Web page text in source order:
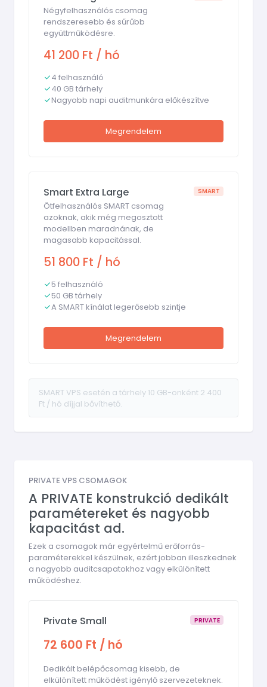
Négyfelhasználós csomag
rendszeresebb és sűrűbb
együttműködésre.
41 200 Ft / hó
4 felhasználó
40 GB tárhely
Nagyobb napi auditmunkára előkészítve
Megrendelem
Smart Extra Large
Ötfelhasználós SMART csomag
azoknak, akik még megosztott
modellben maradnának, de
magasabb kapacitással.
SMART
51 800 Ft / hó
5 felhasználó
50 GB tárhely
A SMART kínálat legerősebb szintje
Megrendelem
SMART VPS esetén a tárhely 10 GB-onként 2 400
Ft / hó díjjal bővíthető.
PRIVATE VPS CSOMAGOK
A PRIVATE konstrukció dedikált
paramétereket és nagyobb
kapacitást ad.
Ezek a csomagok már egyértelmű erőforrás-
paraméterekkel készülnek, ezért jobban illeszkednek
a nagyobb auditcsapatokhoz vagy elkülönített
működéshez.
Private Small PRIVATE
72 600 Ft / hó
Dedikált belépőcsomag kisebb, de
elkülönített működést igénylő szervezeteknek.